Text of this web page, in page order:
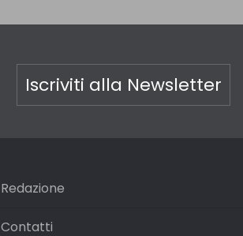
Iscriviti alla Newsletter
Redazione
Contatti